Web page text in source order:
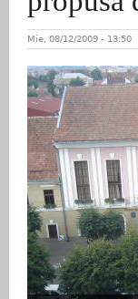
Mie, 08/12/2009 - 13:50